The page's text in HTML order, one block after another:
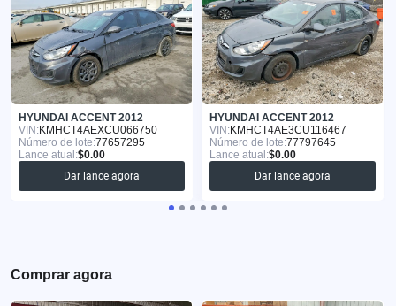
HYUNDAI ACCENT 2012
VIN:KMHCT4AEXCU066750
Número de lote:77657295
Lance atual:$0.00
Dar lance agora
HYUNDAI ACCENT 2012
VIN:KMHCT4AE3CU116467
Número de lote:77797645
Lance atual:$0.00
Dar lance agora
Comprar agora